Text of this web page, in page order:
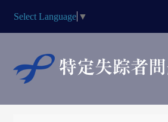
Select Language ▼